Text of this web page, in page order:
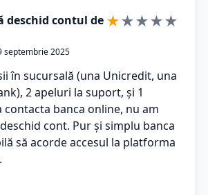
deschid contul de
septembrie 2025
★★★★★
în sucursală (una Unicredit, una
2 apeluri la suport, și 1
contacta banca online, nu am
cont. Pur și simplu banca
să acorde accesul la platforma